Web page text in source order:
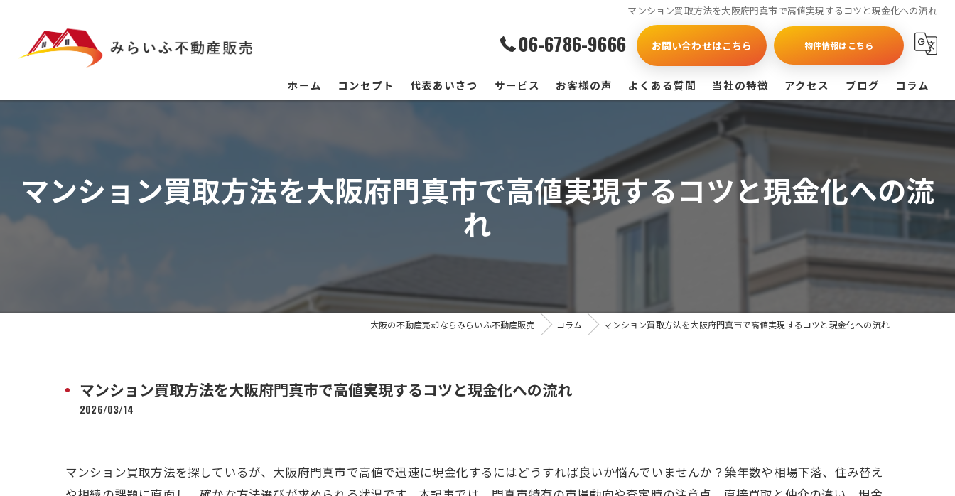
マンション買取方法を大阪府門真市で高値実現するコツと現金化への流れ
06-6786-9666 お問い合わせはこちら 物件情報はこちら
ホーム コンセプト 代表あいさつ サービス お客様の声 よくある質問 当社の特徴
買取
戸建て
マンション
アクセス ブログ コラム
マンション買取方法を大阪府門真市で高値実現するコツと現金化への流
れ
大阪の不動産売却ならみらいふ不動産販売 コラム マンション買取方法を大阪府門真市で高値実現するコツと現金化への流れ
マンション買取方法を大阪府門真市で高値実現するコツと現金化への流れ
2026/03/14
マンション買取方法を探しているが、大阪府門真市で高値で迅速に現金化するにはどうすれば良いか悩んでいませんか？築年数や相場下落、住み替え